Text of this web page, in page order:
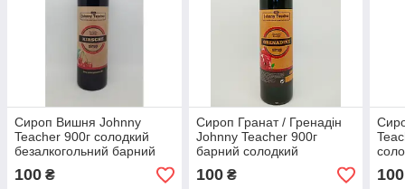
Сироп Вишня Johnny
Teacher 900г солодкий
безалкогольний барний
для кави коктейлів
100 ₴
Сироп Гранат / Гренадін
Johnny Teacher 900г
барний солодкий
безалкогольний для кави
коктейлів
100₴
для
100